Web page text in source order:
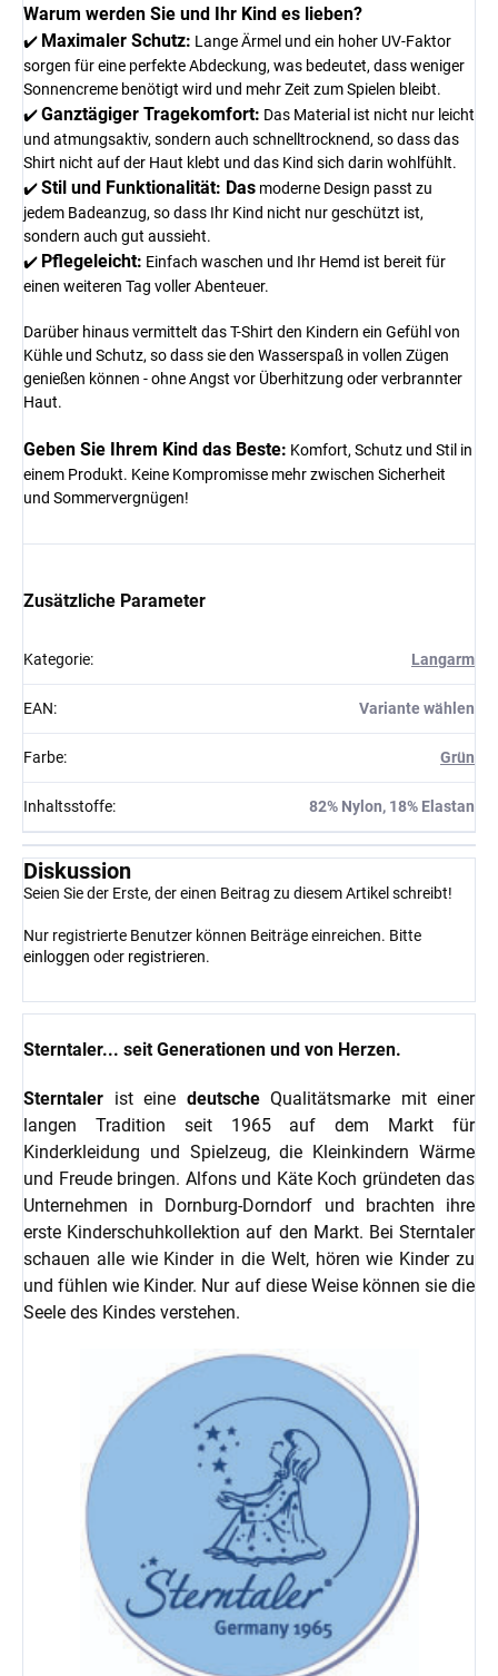
Warum werden Sie und Ihr Kind es lieben?
✔️ Maximaler Schutz: Lange Ärmel und ein hoher UV-Faktor
sorgen für eine perfekte Abdeckung, was bedeutet, dass weniger
Sonnencreme benötigt wird und mehr Zeit zum Spielen bleibt.
✔️Ganztägiger Tragekomfort: Das Material ist nicht nur leicht
und atmungsaktiv, sondern auch schnelltrocknend, so dass das
Shirt nicht auf der Haut klebt und das Kind sich darin wohlfühlt.
✔️Stil und Funktionalität: Das moderne Design passt zu
jedem Badeanzug, so dass Ihr Kind nicht nur geschützt ist,
sondern auch gut aussieht.
✔️ Pflegeleicht: Einfach waschen und Ihr Hemd ist bereit für
einen weiteren Tag voller Abenteuer.
Darüber hinaus vermittelt das T-Shirt den Kindern ein Gefühl von
Kühle und Schutz, so dass sie den Wasserspaß in vollen Zügen
genießen können - ohne Angst vor Überhitzung oder verbrannter
Haut.
Geben Sie Ihrem Kind das Beste: Komfort, Schutz und Stil in
einem Produkt. Keine Kompromisse mehr zwischen Sicherheit
und Sommervergnügen!
Zusätzliche Parameter
Kategorie: Langarm
EAN: Variante wählen
Farbe: Grün
Inhaltsstoffe: 82% Nylon, 18% Elastan
Diskussion
Seien Sie der Erste, der einen Beitrag zu diesem Artikel schreibt!
Nur registrierte Benutzer können Beiträge einreichen. Bitte
einloggen oder registrieren.
Sterntaler... seit Generationen und von Herzen.
Sterntaler ist eine deutscheQualitätsmarke mit einer
langen Tradition seit 1965 auf dem Markt für
Kinderkleidung und Spielzeug, die Kleinkindern Wärme
und Freude bringen. Alfons und Käte Koch gründeten das
Unternehmen in Dornburg-Dorndorf und brachten ihre
erste Kinderschuhkollektion auf den Markt. Bei Sterntaler
schauen alle wie Kinder in die Welt, hören wie Kinder zu
und fühlen wie Kinder. Nur auf diese Weise können sie die
Seele des Kindes verstehen.